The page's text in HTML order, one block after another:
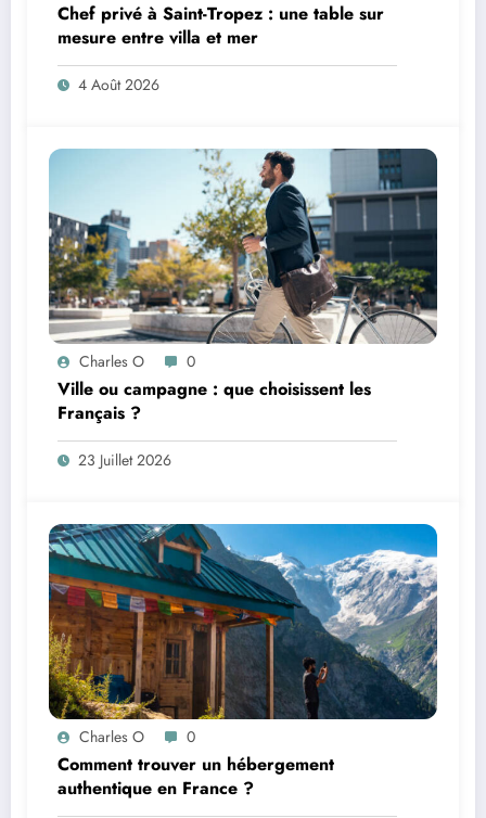
Chef privé à Saint-Tropez : une table sur
mesure entre villa et mer
4 Août 2026
Charles O 0
Ville ou campagne : que choisissent les
Français ?
23 Juillet 2026
Charles O 0
Comment trouver un hébergement
authentique en France ?